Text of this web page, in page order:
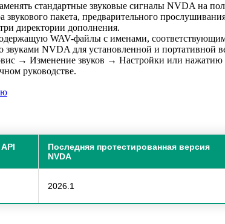
стандартные звуковые сигналы NVDA на
пакета, предварительного
директории дополнения.
WAV-файлы с именами,
звуками NVDA для установленной и портативной
→ Изменение звуков → Настройки или нажатию
руководстве.
Последняя протестированная версия
NVDA
2026.1